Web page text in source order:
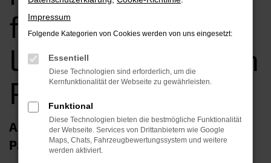
finanzieren |
Lieferservice nach
Passau
Alltagsbewährte Automobil-Qualität für
Passau: der Seat Gebrauchtwagen
Impressum
Folgende Kategorien von Cookies werden von uns eingesetzt:
Essentiell
Diese Technologien sind erforderlich, um die
Kernfunktionalität der Webseite zu gewährleisten.
Funktional
Diese Technologien bieten die bestmögliche Funktionalität
der Webseite. Services von Drittanbietern wie Google
Maps, Chats, Fahrzeugbewertungssystem und weitere
werden aktiviert.